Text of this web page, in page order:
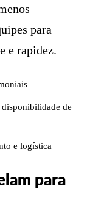
para
e rapidez.
de
e logística
para